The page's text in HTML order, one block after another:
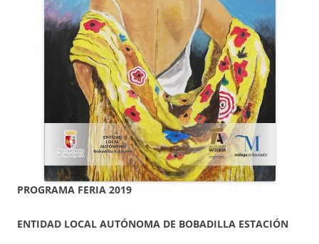
PROGRAMA FERIA 2019
ENTIDAD LOCAL AUTÓNOMA DE BOBADILLA ESTACIÓN